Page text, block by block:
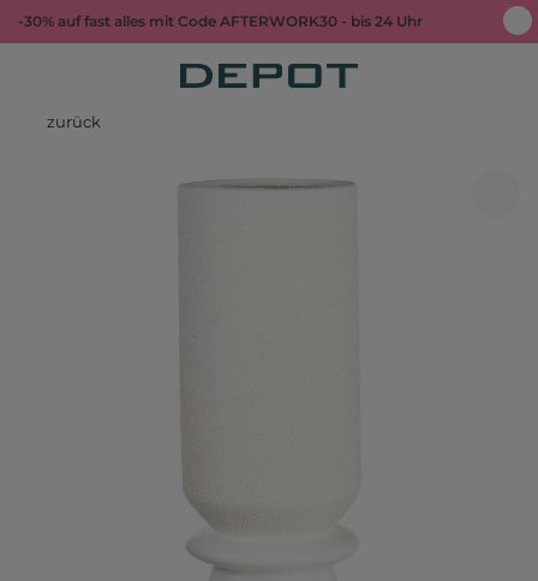
-30% auf fast alles mit Code AFTERWORK30 - bis 24 Uhr
zurück